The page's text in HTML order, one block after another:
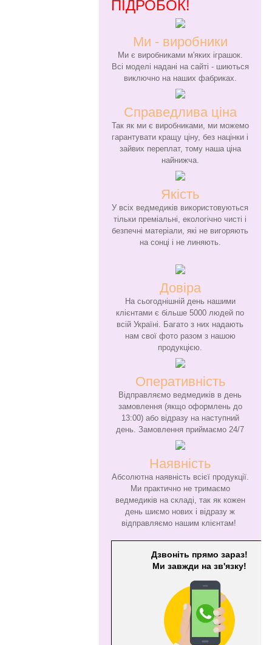
ПІДРОБОК!
Ми - виробники
Ми є виробниками м'яких іграшок.
Всі моделі надані на сайті - шиються
виключно на наших фабриках.
Справедлива ціна
Так як ми є виробниками, ми можемо
гарантувати кращу ціну, без націнки і
зайвих переплат, тому наша ціна
найнижча.
Якість
У всіх ведмедиків використовуються
тільки преміальні, екологічно чисті і
безпечні матеріали, які не вигоряють
на сонці і не линяють.
Довіра
На сьогоднішній день нашими
клієнтами є більше 5000 людей по
всій Україні. Багато з них надають
нам свої фото разом з нашою
продукцією.
Оперативність
Відправляємо ведмедиків в день
замовлення (якщо оформлень до
13:00) або відразу на наступний
день. Замовлення приймаємо 24/7
Наявність
Абсолютна наявність всієї продукції.
Ми практично не тримаємо
ведмедиків на складі, так як кожен
день шиємо нових і відразу ж
відправляємо нашим клієнтам!
Дзвоніть прямо зараз!
Ми завжди на зв'язку!